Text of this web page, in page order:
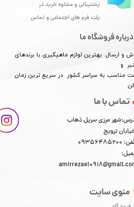
درباره فروشگاه ما
و ارسال بهترین لوازم ماهیگیری با برندهای
و
مناسب به سراسر کشور در سریع ترین زمان
منوی سایت
تماس با ما
مرزی سرپل ذهاب
ترویج
پشتیبانی و مشاوه خرید در
پلت فرم های اجتماعی و تماس